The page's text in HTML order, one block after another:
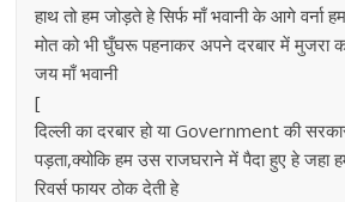
हाथ तो हम जोड़ते हे सिर्फ माँ भवानी के आगे वर्ना
मोत को भी घुँघरू पहनाकर अपने दरबार में मुजरा
जय माँ भवानी
[
दिल्ली का दरबार हो या Government की
पड़ता,क्योकि हम उस राजघराने में पैदा हुए हे जहा
रिवर्स फायर ठोक देती हे